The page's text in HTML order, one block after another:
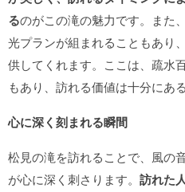
るのがこの滝の魅力です。また
光プランが組まれることもあり
供してくれます。ここは、疏水
もあり、訪れる価値は十分にあ
心に深く刻まれる瞬間
松見の滝を訪れることで、風の
が心に深く刺さります。 訪れた